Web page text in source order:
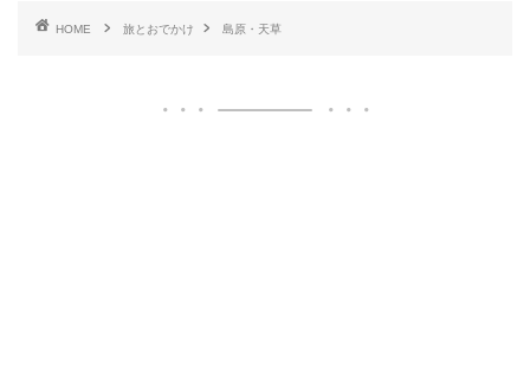
HOME 旅とおでかけ 島原・天草